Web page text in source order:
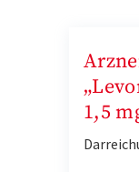
1,5